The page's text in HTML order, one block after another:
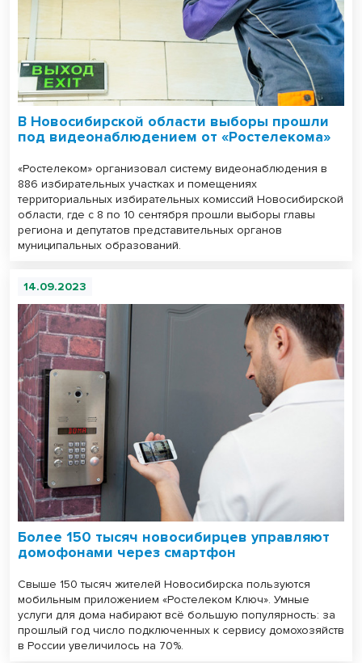
В Новосибирской области выборы прошли
под видеонаблюдением от «Ростелекома»
«Ростелеком» организовал систему видеонаблюдения в
886 избирательных участках и помещениях
территориальных избирательных комиссий Новосибирской
области, где с 8 по 10 сентября прошли выборы главы
региона и депутатов представительных органов
муниципальных образований.
14.09.2023
Более 150 тысяч новосибирцев управляют
домофонами через смартфон
Свыше 150 тысяч жителей Новосибирска пользуются
мобильным приложением «Ростелеком Ключ». Умные
услуги для дома набирают всё большую популярность: за
прошлый год число подключенных к сервису домохозяйств
в России увеличилось на 70%.